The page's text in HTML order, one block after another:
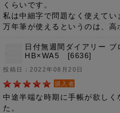
くらいです。
私は中細字で問題なく使えてい
万年筆が使えるというのは、
日付無週間ダイアリー
HB×WA5 [6636]
投稿日：2022年08月20日
購入者
中途半端な時期に手帳が欲し
た。